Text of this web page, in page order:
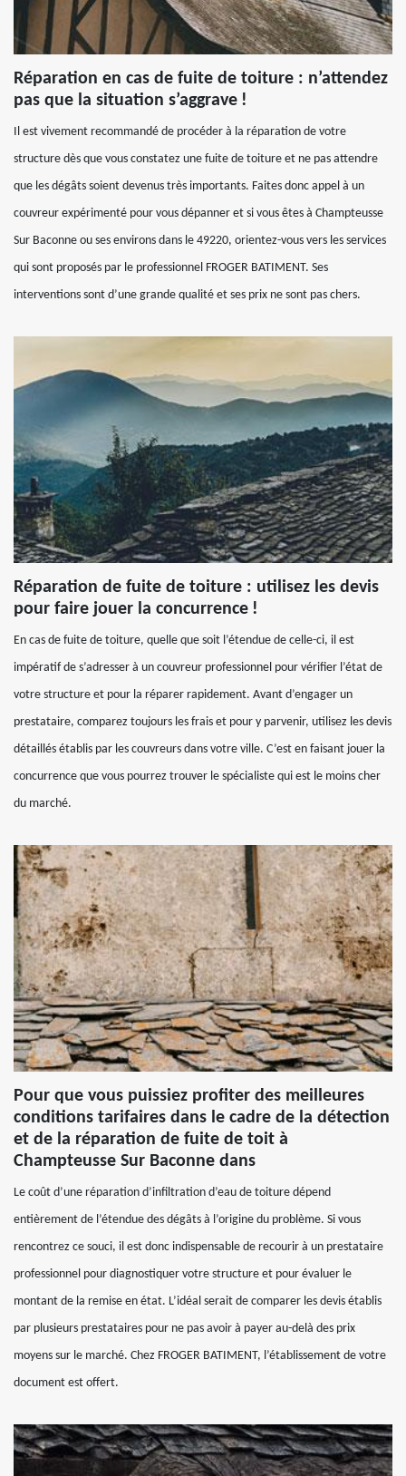
Réparation en cas de fuite de toiture : n’attendez
pas que la situation s’aggrave !
Il est vivement recommandé de procéder à la réparation de votre
structure dès que vous constatez une fuite de toiture et ne pas attendre
que les dégâts soient devenus très importants. Faites donc appel à un
couvreur expérimenté pour vous dépanner et si vous êtes à Champteusse
Sur Baconne ou ses environs dans le 49220, orientez-vous vers les services
qui sont proposés par le professionnel FROGER BATIMENT. Ses
interventions sont d’une grande qualité et ses prix ne sont pas chers.
Réparation de fuite de toiture : utilisez les devis
pour faire jouer la concurrence !
En cas de fuite de toiture, quelle que soit l’étendue de celle-ci, il est
impératif de s’adresser à un couvreur professionnel pour vérifier l’état de
votre structure et pour la réparer rapidement. Avant d’engager un
prestataire, comparez toujours les frais et pour y parvenir, utilisez les devis
détaillés établis par les couvreurs dans votre ville. C’est en faisant jouer la
concurrence que vous pourrez trouver le spécialiste qui est le moins cher
du marché.
Pour que vous puissiez profiter des meilleures
conditions tarifaires dans le cadre de la détection
et de la réparation de fuite de toit à
Champteusse Sur Baconne dans
Le coût d’une réparation d’infiltration d’eau de toiture dépend
entièrement de l’étendue des dégâts à l’origine du problème. Si vous
rencontrez ce souci, il est donc indispensable de recourir à un prestataire
professionnel pour diagnostiquer votre structure et pour évaluer le
montant de la remise en état. L’idéal serait de comparer les devis établis
par plusieurs prestataires pour ne pas avoir à payer au-delà des prix
moyens sur le marché. Chez FROGER BATIMENT, l’établissement de votre
document est offert.